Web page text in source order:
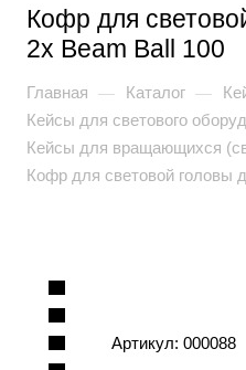
Кофр для
2x Beam Ball 100
Главная — Каталог —
Кейсы для светового
Кейсы для вращающихся
Кофр для световой головы
Артикул: 000088